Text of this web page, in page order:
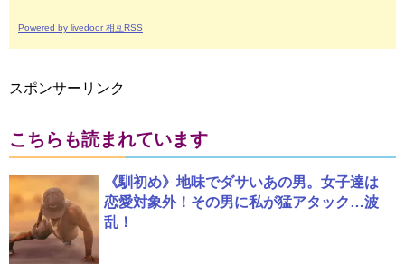
Powered by livedoor 相互RSS
スポンサーリンク
こちらも読まれています
《馴初め》地味でダサいあの男。女子達は
恋愛対象外！その男に私が猛アタック…波
乱！